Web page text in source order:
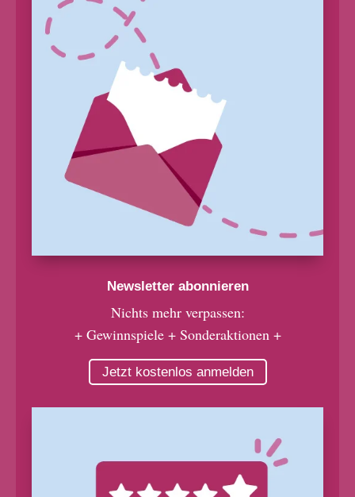
Newsletter abonnieren
Nichts mehr verpassen:
+ Gewinnspiele + Sonderaktionen +
Jetzt kostenlos anmelden